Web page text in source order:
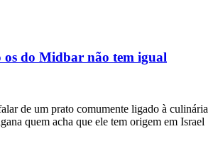
os do Midbar não tem igual
de um prato comumente ligado à culinária
quem acha que ele tem origem em Israel